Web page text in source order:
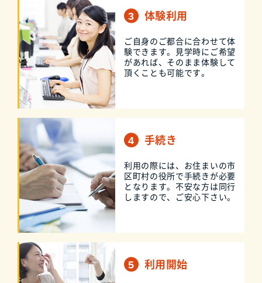
体験利用
ご自身のご都合に合わせて体
験できます。見学時にご希望
があれば、そのまま体験して
頂くことも可能です。
手続き
利用の際には、お住まいの市
区町村の役所で手続きが必要
となります。不安な方は同行
しますので、ご安心下さい。
利用開始